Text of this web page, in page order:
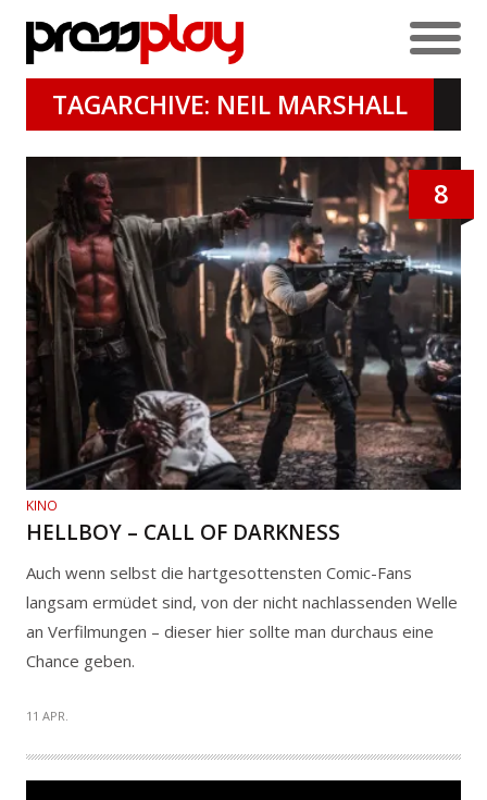
TAGARCHIVE: NEIL MARSHALL
8
KINO
HELLBOY – CALL OF DARKNESS
Auch wenn selbst die hartgesottensten Comic-Fans
langsam ermüdet sind, von der nicht nachlassenden Welle
an Verfilmungen – dieser hier sollte man durchaus eine
Chance geben.
11 APR.